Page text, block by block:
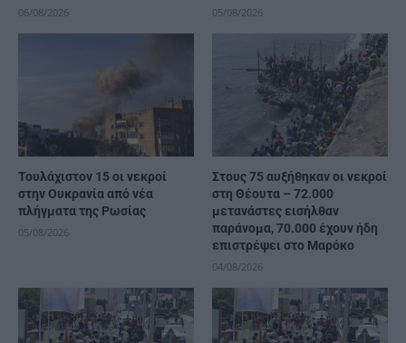
06/08/2026 05/08/2026
Τουλάχιστον 15 οι νεκροί
στην Ουκρανία από νέα
πλήγματα της Ρωσίας
05/08/2026
Στους 75 αυξήθηκαν οι νεκροί
στη Θέουτα – 72.000
μετανάστες εισήλθαν
παράνομα, 70.000 έχουν ήδη
επιστρέψει στο Μαρόκο
04/08/2026